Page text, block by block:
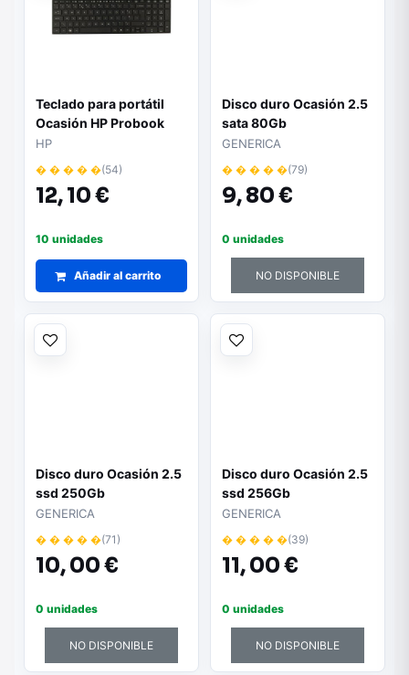
Teclado para portátil
Ocasión HP Probook
6570b /6560b/ inglés +
pegatina castellano
HP
� � � � �(54)
12,10 €
10 unidades
Añadir al carrito
Disco duro Ocasión 2.5
sata 80Gb
GENERICA
� � � � �(79)
9,80 €
0 unidades
NO DISPONIBLE
Disco duro Ocasión 2.5
ssd 250Gb
GENERICA
� � � � �(71)
10,00 €
0 unidades
NO DISPONIBLE
Disco duro Ocasión 2.5
ssd 256Gb
GENERICA
� � � � �(39)
11,00 €
0 unidades
NO DISPONIBLE